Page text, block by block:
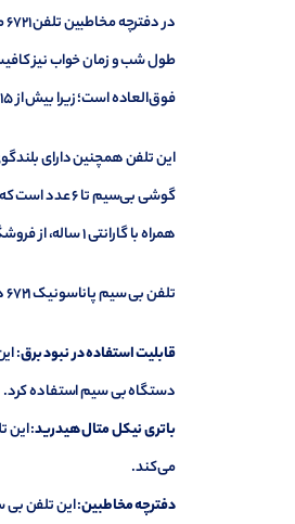
فوق‌العاده است؛ زیرا بیش از 15 ساعت مکالمه بی‌وقفه را تنها با یک بار شارژ کامل باتری‌ها، در اختیار شما قرار می‌دهد.
همراه با گارانتی 1 ساله، از فروشگاه رادپخش خریداری نمایید.
تلفن بی سیم پاناسونیک 6721 دارای قابلیت‌های زیر است:
قابلیت استفاده در نبود برق
دستگاه بی سیم استفاده کرد.
باتری نیکل متال هیدرید
می‌کند.
دفترچه مخاطبین: این تلفن بی سیم پاناسونیک 6721 دارای دفترچه